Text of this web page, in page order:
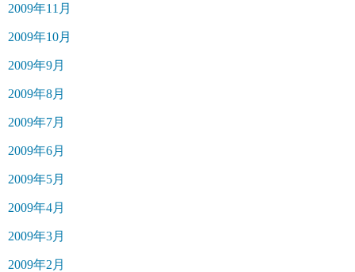
2009年11月
2009年10月
2009年9月
2009年8月
2009年7月
2009年6月
2009年5月
2009年4月
2009年3月
2009年2月